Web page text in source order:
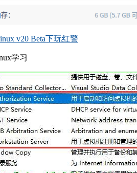
v20 Beta下玩红警
学习